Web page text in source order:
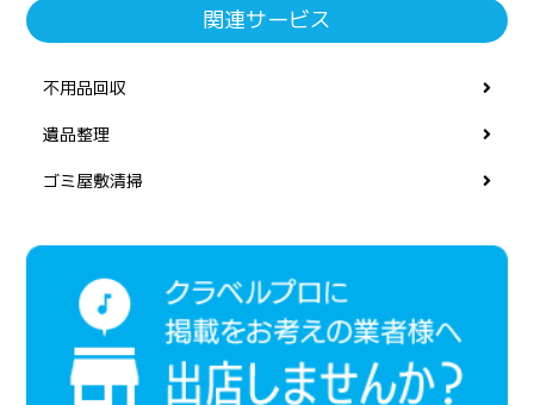
関連サービス
不用品回収
遺品整理
ゴミ屋敷清掃